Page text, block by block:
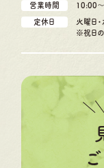
営業時間 10:00
定休日
火曜日
※祝日